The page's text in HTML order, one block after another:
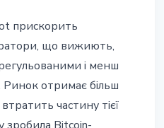
прискорить
що вижиють,
і менш
Ринок отримає більш
частину тієї